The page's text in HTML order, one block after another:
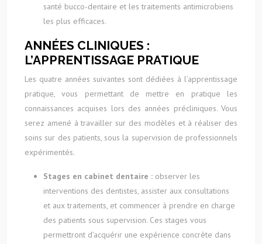
santé bucco-dentaire et les traitements antimicrobiens
les plus efficaces.
ANNÉES CLINIQUES :
L’APPRENTISSAGE PRATIQUE
Les quatre années suivantes sont dédiées à l’apprentissage
pratique, vous permettant de mettre en pratique les
connaissances acquises lors des années précliniques. Vous
serez amené à travailler sur des modèles et à réaliser des
soins sur des patients, sous la supervision de professionnels
expérimentés.
Stages en cabinet dentaire : observer les
interventions des dentistes, assister aux consultations
et aux traitements, et commencer à prendre en charge
des patients sous supervision. Ces stages vous
permettront d’acquérir une expérience concrète dans